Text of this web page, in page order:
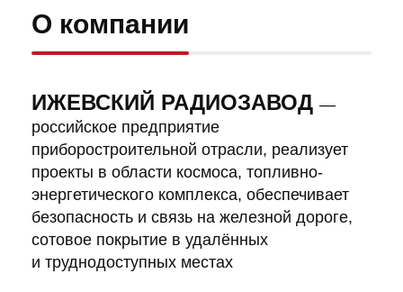
О компании
ИЖЕВСКИЙ РАДИОЗАВОД —
российское предприятие
приборостроительной отрасли, реализует
проекты в области космоса, топливно-
энергетического комплекса, обеспечивает
безопасность и связь на железной дороге,
сотовое покрытие в удалённых
и труднодоступных местах
>07